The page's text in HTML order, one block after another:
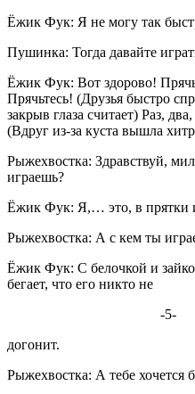
Ёжик Фук: Я не могу так
Пушинка: Тогда давайте
Ёжик Фук: Вот здорово!
Прячьтесь! (Друзья быстро
закрыв глаза считает) Раз,
(Вдруг из-за куста вышла
Рыжехвостка: Здравствуй,
играешь?
Ёжик Фук: Я,… это, в прятки
Рыжехвостка: А с кем ты
Ёжик Фук: С белочкой и
бегает, что его никто не
-5-
догонит.
Рыжехвостка: А тебе хочется